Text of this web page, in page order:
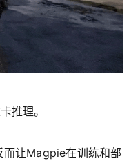
推理。
而让Magpie在训练和部